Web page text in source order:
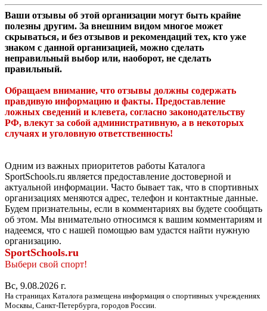
Ваши отзывы об этой организации могут быть крайне
полезны другим. За внешним видом многое может
скрываться, и без отзывов и рекомендаций тех, кто уже
знаком с данной организацией, можно сделать
неправильный выбор или, наоборот, не сделать
правильный.
Обращаем внимание, что отзывы должны содержать
правдивую информацию и факты. Предоставление
ложных сведений и клевета, согласно законодательству
РФ, влекут за собой административную, а в некоторых
случаях и уголовную ответственность!
Одним из важных приоритетов работы Каталога
SportSchools.ru является предоставление достоверной и
актуальной информации. Часто бывает так, что в спортивных
организациях меняются адрес, телефон и контактные данные.
Будем признательны, если в комментариях вы будете сообщать
об этом. Мы внимательно относимся к вашим комментариям и
надеемся, что с нашей помощью вам удастся найти нужную
организацию.
SportSchools.ru
Выбери свой спорт!
Вс, 9.08.2026 г.
На страницах Каталога размещена информация о спортивных учреждениях
Москвы, Санкт-Петербурга, городов России.